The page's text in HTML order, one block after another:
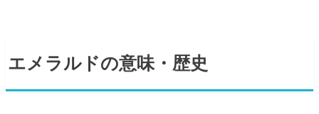
エメラルドの意味・歴史